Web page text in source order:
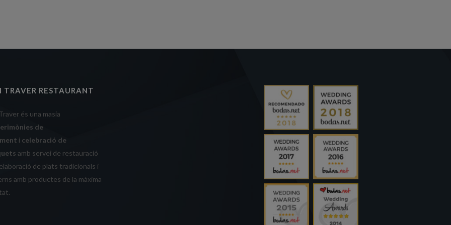
TRAVER RESTAURANT
és una masia
de
i celebració de
amb servei de restauració
de plats tradicionals i
amb productes de la màxima